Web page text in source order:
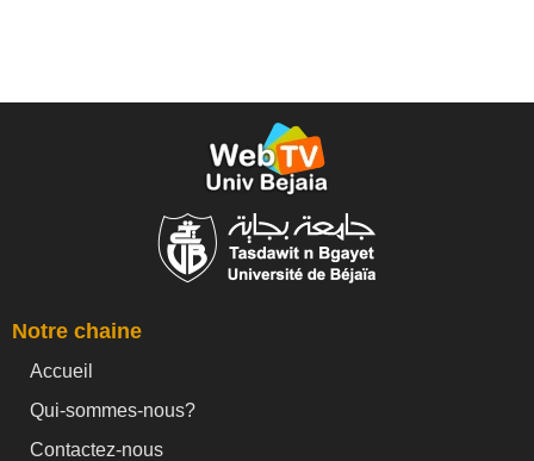
Notre chaine
Accueil
Qui-sommes-nous?
Contactez-nous